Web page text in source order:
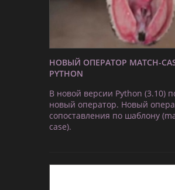
НОВЫЙ ОПЕРАТОР MATCH-
PYTHON
В новой версии Python (3.10)
новый оператор. Новый
сопоставления по шаблону
case).